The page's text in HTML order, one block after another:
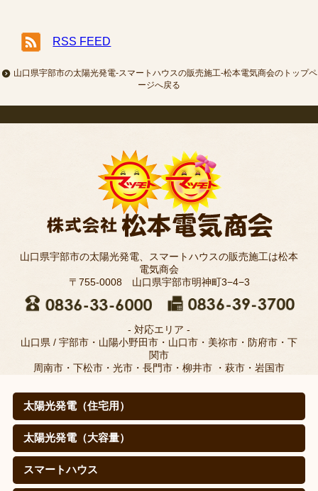
RSS FEED
山口県宇部市の太陽光発電-スマートハウスの販売施工-松本電気商会のトップペ
ージへ戻る
山口県宇部市の太陽光発電、スマートハウスの販売施工は松本
電気商会
〒755-0008 山口県宇部市明神町3−4−3
- 対応エリア -
山口県 / 宇部市・山陽小野田市・山口市・美祢市・防府市・下
関市
周南市・下松市・光市・長門市・柳井市 ・萩市・岩国市
太陽光発電（住宅用）
太陽光発電（住宅用）
太陽光発電の仕組みは？
取扱メーカー
職人のこだわり(松本電気商会のこだわり)
施工例
寄棟屋根の皆さま
価格
導入効果（㊙真実データ）
太陽光発電（大容量）
太陽光発電（大容量）
シャープを選ぶ理由
施工実績
スマートハウス